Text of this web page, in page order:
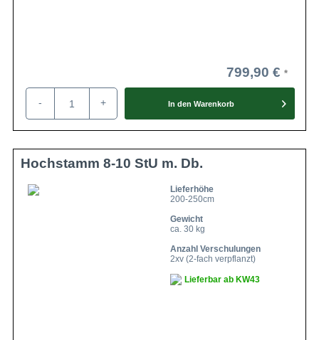
799,90 €
- + In den Warenkorb
Hochstamm 8-10 StU m. Db.
Lieferhöhe
200-250cm
Gewicht
ca. 30 kg
Anzahl Verschulungen
2xv (2-fach verpflanzt)
Lieferbar ab KW43